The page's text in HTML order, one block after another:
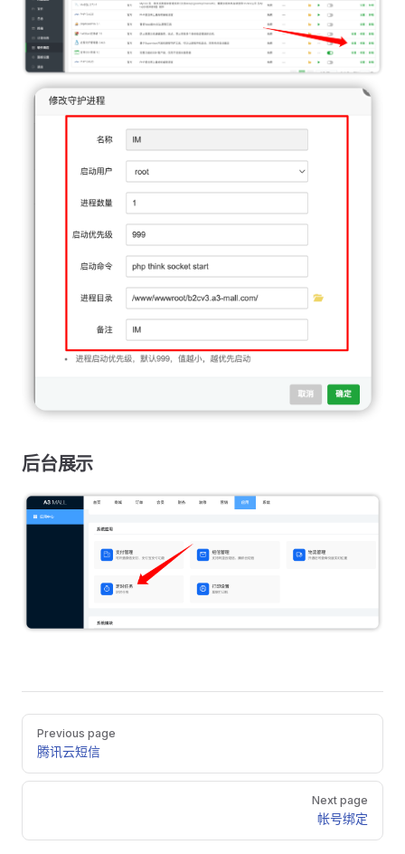
后台展示
Pager
Previous page
腾讯云短信
Next page
帐号绑定